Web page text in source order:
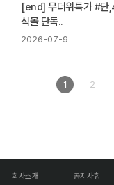
[end] 무더위특가 #단
식몰 단독..
2026-07-9
1 2
회사소개 공지사항